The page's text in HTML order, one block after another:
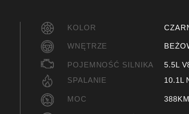
KOLOR
WNĘTRZE
POJEMNOŚĆ SILNIKA
5.5L
SPALANIE
10.1L
MOC 388KM